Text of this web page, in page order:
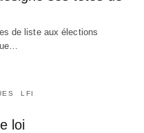
de liste aux élections
LFI
loi